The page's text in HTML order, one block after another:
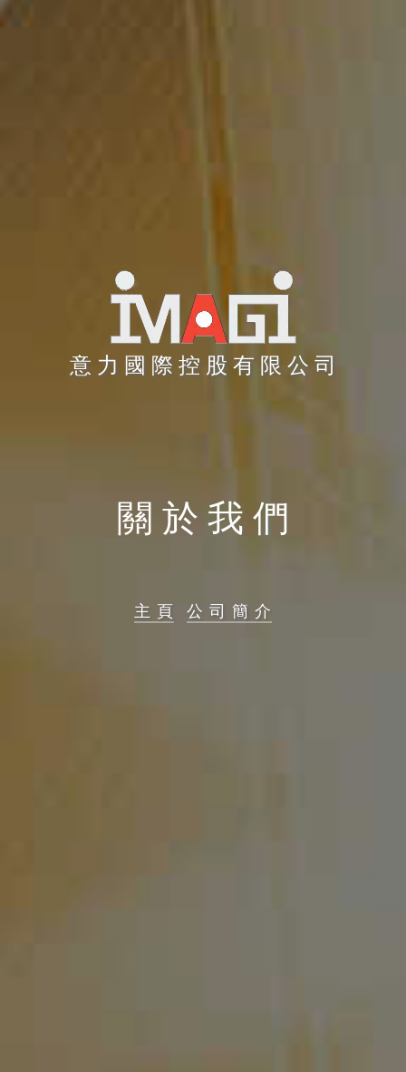
意 力 國 際 控 股 有 限 公 司
關 於 我 們
主 頁 公 司 簡 介